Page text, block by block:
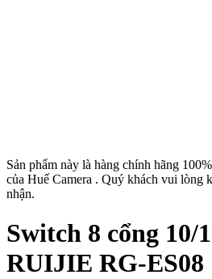
Sản phẩm này là hàng chính hãng
của Huế Camera . Quý khách vui lòng
nhận.
Switch 8 cổng 10/
RUIJIE RG-ES08